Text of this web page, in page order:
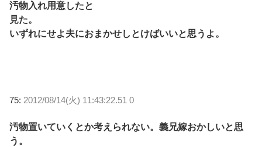
汚物入れ用意したと
見た。
いずれにせよ夫におまかせしとけばいいと思うよ。
75: 2012/08/14(火) 11:43:22.51 0
汚物置いていくとか考えられない。義兄嫁おかしいと思
う。